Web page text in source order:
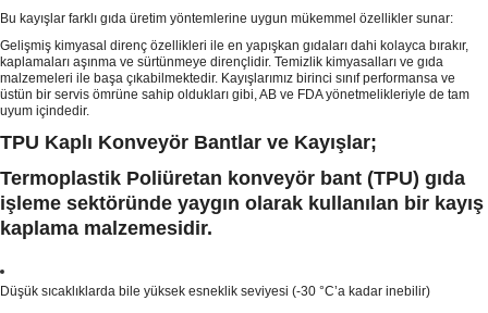
Bu kayışlar farklı gıda üretim yöntemlerine uygun mükemmel özellikler sunar:
Gelişmiş kimyasal direnç özellikleri ile en yapışkan gıdaları dahi kolayca bırakır,
kaplamaları aşınma ve sürtünmeye dirençlidir. Temizlik kimyasalları ve gıda
malzemeleri ile başa çıkabilmektedir. Kayışlarımız birinci sınıf performansa ve
üstün bir servis ömrüne sahip oldukları gibi, AB ve FDA yönetmelikleriyle de tam
uyum içindedir.
TPU Kaplı Konveyör Bantlar ve Kayışlar;
Termoplastik Poliüretan konveyör bant (TPU) gıda
işleme sektöründe yaygın olarak kullanılan bir kayış
kaplama malzemesidir.
Düşük sıcaklıklarda bile yüksek esneklik seviyesi (-30 °C’a kadar inebilir)